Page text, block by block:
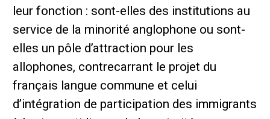
leur fonction : sont-elles des institutions au
service de la minorité anglophone ou sont-
elles un pôle d’attraction pour les
allophones, contrecarrant le projet du
français langue commune et celui
d’intégration de participation des immigrants